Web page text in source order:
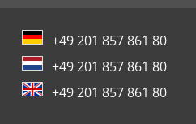
+49 201 857 861 80
+49 201 857 861 80
+49 201 857 861 80